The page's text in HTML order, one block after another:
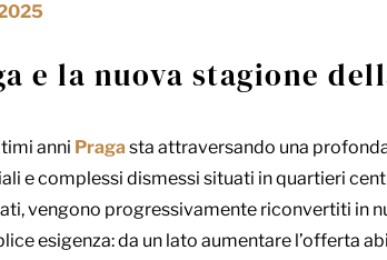
e la nuova stagione
anni Praga sta attraversando una
e complessi dismessi situati in quartieri
vengono progressivamente riconvertiti in
esigenza: da un lato aumentare l’offerta